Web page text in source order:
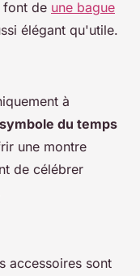
font de une bague
élégant qu'utile.
à
symbole du temps
une montre
de célébrer
accessoires sont